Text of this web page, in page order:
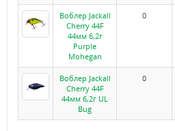
Воблер Jackall
Cherry 44F
44мм 6,2г
Purple
Mohegan
0
Воблер Jackall
Cherry 44F
44мм 6,2г UL
Bug
0